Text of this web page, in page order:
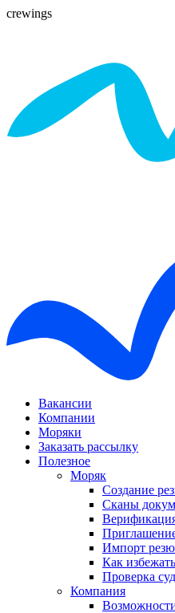
crewings
Вакансии
Компании
Моряки
Заказать рассылку
Полезное
Моряк
Создание
Сканы
Импорт
Как
Проверка
Компания